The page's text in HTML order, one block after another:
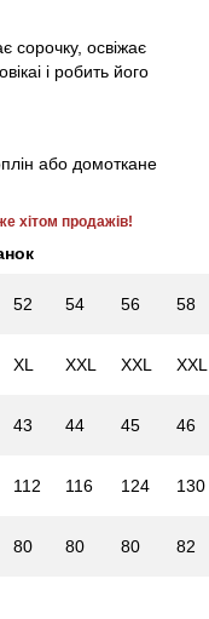
сорочку, освіжає
і робить його
або домоткане
хітом продажів!
52 54 56 58
XL XXL XXL XXL
43 44 45 46
112 116 124 130
80 80 80 82